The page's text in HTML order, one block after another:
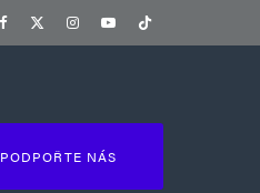
PODPOŘTE NÁS